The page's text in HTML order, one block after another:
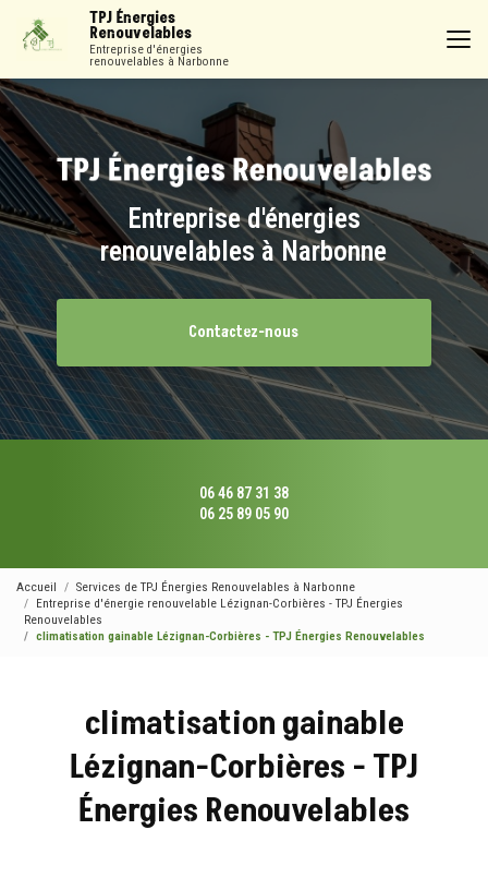
contenu
TPJ Énergies
Renouvelables
Entreprise d'énergies
renouvelables à Narbonne
Entreprise d'énergies
renouvelables à Narbonne
Contactez-nous
06 46 87 31 38
06 25 89 05 90
Accueil
Services de TPJ Énergies Renouvelables à Narbonne
Entreprise d'énergie renouvelable Lézignan-Corbières - TPJ Énergies
Renouvelables
climatisation gainable Lézignan-Corbières - TPJ Énergies Renouvelables
climatisation gainable
Lézignan-Corbières - TPJ
Énergies Renouvelables